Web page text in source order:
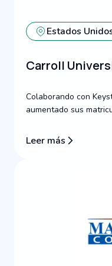
Estados
Carroll
Colaborando con
aumentado sus
Leer más